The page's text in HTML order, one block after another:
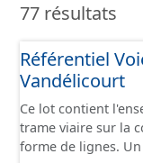
77 résultats
Référentiel
Vandélicourt
Ce lot contient
trame viaire sur la
forme de lignes. Un tronçon est un élément constitutif